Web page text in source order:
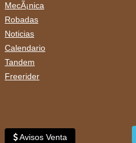
MecÃ¡nica
Robadas
Noticias
Calendario
Tandem
Freerider
Avisos Venta